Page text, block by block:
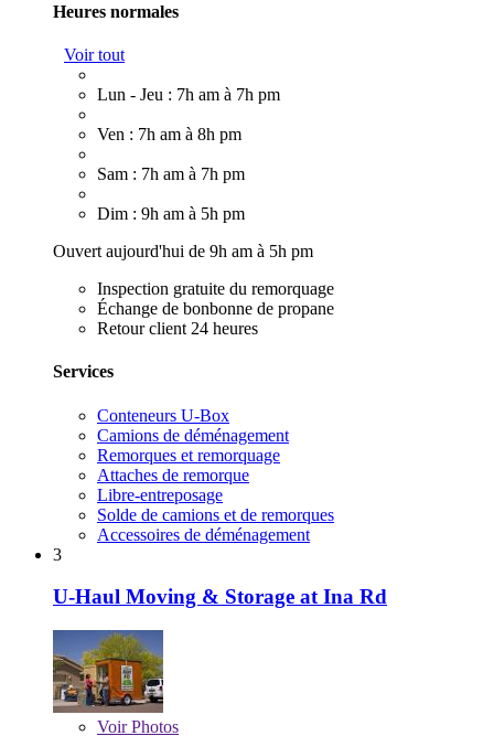
Heures normales
Voir tout
Lun - Jeu : 7h am à 7h pm
Ven : 7h am à 8h pm
Sam : 7h am à 7h pm
Dim : 9h am à 5h pm
Ouvert aujourd'hui de 9h am à 5h pm
Inspection gratuite du remorquage
Échange de bonbonne de propane
Retour client 24 heures
Services
Conteneurs U-Box
Camions de déménagement
Remorques et remorquage
Attaches de remorque
Libre-entreposage
Solde de camions et de remorques
Accessoires de déménagement
3
U-Haul Moving & Storage at Ina Rd
VoirPhotos